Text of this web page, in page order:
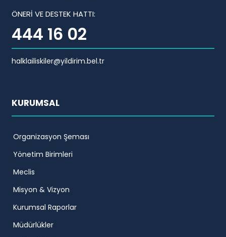
ÖNERİ VE DESTEK HATTI:
444 16 02
halklailiskiler@yildirim.bel.tr
KURUMSAL
Organizasyon Şeması
Yönetim Birimleri
Meclis
Misyon & Vizyon
Kurumsal Raporlar
Müdürlükler